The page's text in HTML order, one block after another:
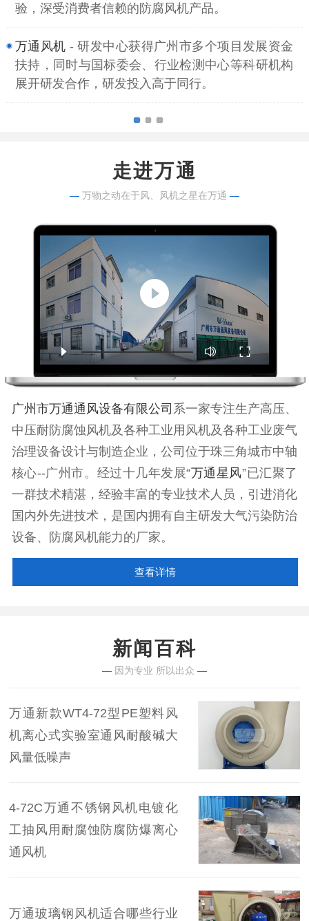
验，深受消费者信赖的防腐风机产品。
万通风机 - 研发中心获得广州市多个项目发展资金
扶持，同时与国标委会、行业检测中心等科研机构
展开研发合作，研发投入高于同行。
走进万通
— 万物之动在于风、风机之星在万通 —
广州市万通通风设备有限公司 系一家专注生产高压、
中压耐防腐蚀风机及各种工业用风机及各种工业废气
治理设备设计与制造企业，公司位于珠三角城市中轴
核心--广州市。经过十几年发展“万通星风”已汇聚了
一群技术精湛，经验丰富的专业技术人员，引进消化
国内外先进技术，是国内拥有自主研发大气污染防治
设备、防腐风机能力的厂家。
查看详情
新闻百科
— 因为专业 所以出众 —
万通新款WT4-72型PE塑料风
机离心式实验室通风耐酸碱大
风量低噪声
4-72C万通不锈钢风机电镀化
工抽风用耐腐蚀防腐防爆离心
通风机
万通玻璃钢风机适合哪些行业